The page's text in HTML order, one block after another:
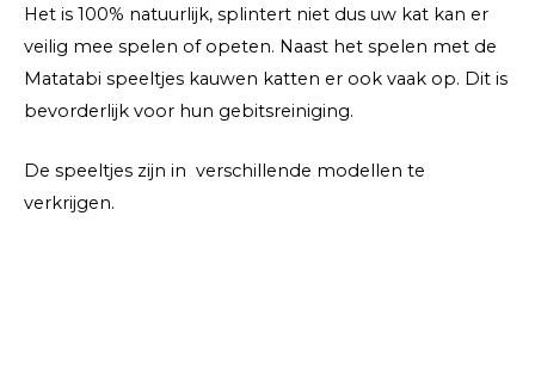
Het is 100% natuurlijk, splintert niet dus uw kat kan er
veilig mee spelen of opeten. Naast het spelen met de
Matatabi speeltjes kauwen katten er ook vaak op. Dit is
bevorderlijk voor hun gebitsreiniging.
De speeltjes zijn in verschillende modellen te
verkrijgen.